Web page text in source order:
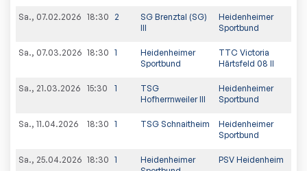
Sa., 07.02.2026 18:30 2
SG Brenztal (SG)
III
Heidenheimer
Sportbund
Sa., 07.03.2026 18:30 1
Heidenheimer
Sportbund
TTC Victoria
Härtsfeld 08 II
Sa., 21.03.2026 15:30 1
TSG
Hofherrnweiler III
Heidenheimer
Sportbund
Sa., 11.04.2026 18:30 1 TSG Schnaitheim
Heidenheimer
Sportbund
Sa., 25.04.2026 18:30 1
Heidenheimer
PSV Heidenheim